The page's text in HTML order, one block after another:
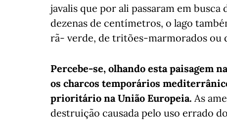
javalis que por ali passaram em
dezenas de centímetros, o lago
rã- verde, de tritões-marmorados ou
Percebe-se, olhando esta paisagem
os charcos temporários
prioritário na União Europeia. As
destruição causada pelo uso errado